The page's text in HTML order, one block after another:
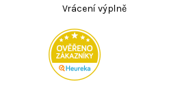
Vrácení výplně